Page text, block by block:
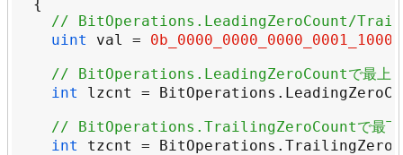
// BitOperations.LeadingZeroCount/
uint
val =
// BitOperations.LeadingZeroCountで最上位ビ
int
lzcnt = BitOperations .
// BitOperations.TrailingZeroCountで最下位ビ
int
tzcnt = BitOperations .